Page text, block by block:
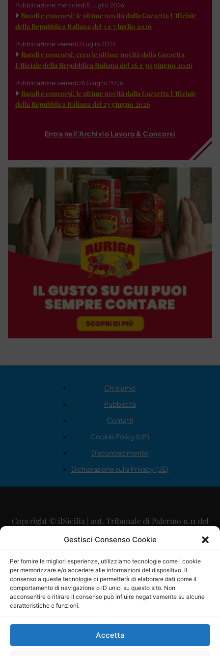
Gestisci Consenso Cookie
Per fornire le migliori esperienze, utilizziamo tecnologie come i cookie
per memorizzare e/o accedere alle informazioni del dispositivo. Il
consenso a queste tecnologie ci permetterà di elaborare dati come il
comportamento di navigazione o ID unici su questo sito. Non
acconsentire o ritirare il consenso può influire negativamente su alcune
caratteristiche e funzioni.
Accetta
Pubblicazione: mercoledì 8 Luglio 2026
Bandi e concorsi: le ultime novità dalla Gazzetta Ufficiale
della Repubblica Italiana del 3 e 7 luglio 2026
Pubblicazione: venerdì 3 Luglio 2026
Bandi e concorsi: ecco le ultime novità dalla Gazzetta
Ufficiale della Repubblica Italiana del 26 e 30 giugno 2026
Pubblicazione: venerdì 26 Giugno 2026
Bandi e concorsi: le ultime novità dalla Gazzetta Ufficiale
della Repubblica Italiana del 23 giugno 2026
Entra nell'Archivio Lavoro & Concorsi
Chi siamo
Pubblicità
Contatti
Cookie Policy (UE)
Disconoscimento
Dichiarazione sulla Privacy (UE)
Copyright © ilSicilia | aut. Tribunale di Palermo n.11 del
29/09/2015
Direttore Editoriale: Maurizio Scaglione
Direttore Responsabile: Maria Calabrese
P.IVA: 06334930820
Mercurio Comunicazione Società Cooperativa a r.l. è